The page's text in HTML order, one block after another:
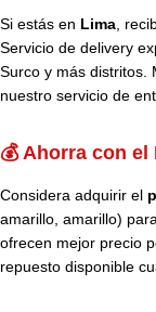
Si estás en Lima,
Servicio de delivery
Surco y más distritos.
nuestro servicio de
💰 Ahorra con el
Considera adquirir el
amarillo, amarillo)
ofrecen mejor precio
repuesto disponible